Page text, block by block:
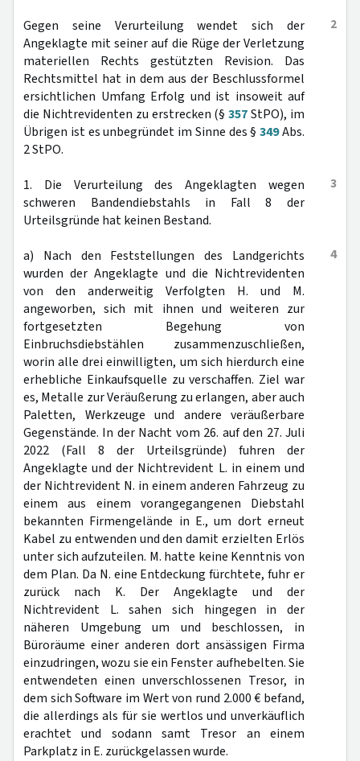
2
Gegen seine Verurteilung wendet sich der
Angeklagte mit seiner auf die Rüge der Verletzung
materiellen Rechts gestützten Revision. Das
Rechtsmittel hat in dem aus der Beschlussformel
ersichtlichen Umfang Erfolg und ist insoweit auf
die Nichtrevidenten zu erstrecken (§357StPO), im
Übrigen ist es unbegründet im Sinne des §349Abs.
2 StPO.
3
1. Die Verurteilung des Angeklagten wegen
schweren Bandendiebstahls in Fall 8 der
Urteilsgründe hat keinen Bestand.
4
a) Nach den Feststellungen des Landgerichts
wurden der Angeklagte und die Nichtrevidenten
von den anderweitig Verfolgten H. und M.
angeworben, sich mit ihnen und weiteren zur
fortgesetzten Begehung von
Einbruchsdiebstählen zusammenzuschließen,
worin alle drei einwilligten, um sich hierdurch eine
erhebliche Einkaufsquelle zu verschaffen. Ziel war
es, Metalle zur Veräußerung zu erlangen, aber auch
Paletten, Werkzeuge und andere veräußerbare
Gegenstände. In der Nacht vom 26. auf den 27. Juli
2022 (Fall 8 der Urteilsgründe) fuhren der
Angeklagte und der Nichtrevident L. in einem und
der Nichtrevident N. in einem anderen Fahrzeug zu
einem aus einem vorangegangenen Diebstahl
bekannten Firmengelände in E., um dort erneut
Kabel zu entwenden und den damit erzielten Erlös
unter sich aufzuteilen. M. hatte keine Kenntnis von
dem Plan. Da N. eine Entdeckung fürchtete, fuhr er
zurück nach K. Der Angeklagte und der
Nichtrevident L. sahen sich hingegen in der
näheren Umgebung um und beschlossen, in
Büroräume einer anderen dort ansässigen Firma
einzudringen, wozu sie ein Fenster aufhebelten. Sie
entwendeten einen unverschlossenen Tresor, in
dem sich Software im Wert von rund 2.000 € befand,
die allerdings als für sie wertlos und unverkäuflich
erachtet und sodann samt Tresor an einem
Parkplatz in E. zurückgelassen wurde.